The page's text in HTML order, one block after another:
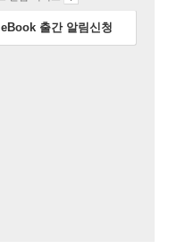
eBook 출간 알림신청